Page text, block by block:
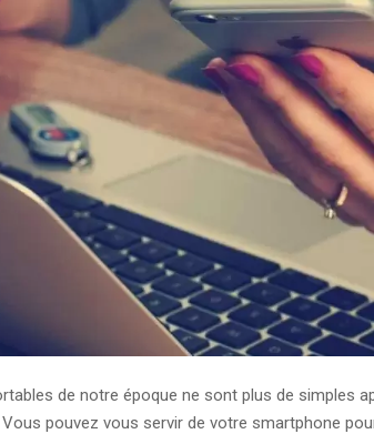
de notre époque ne sont plus de simples
Vous pouvez vous servir de votre smartphone